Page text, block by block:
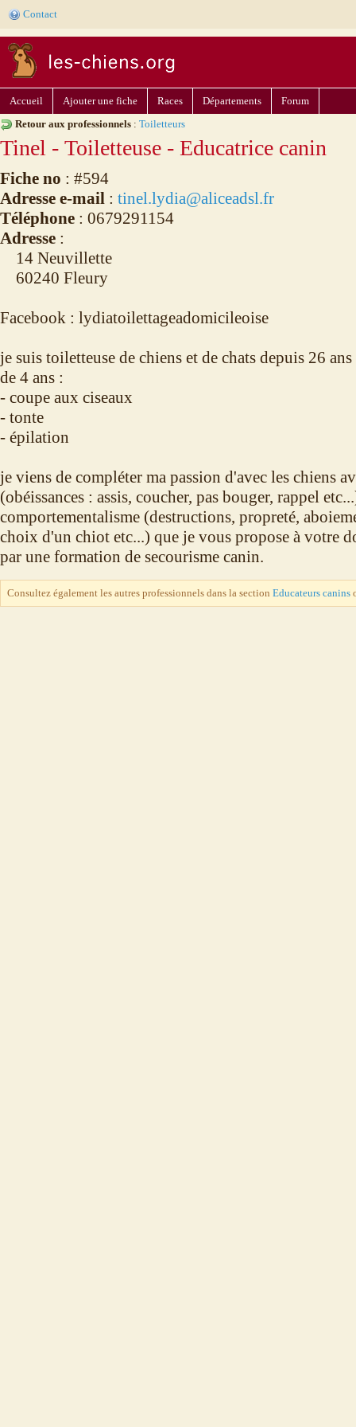
Contact
Accueil Ajouter une fiche Races Départements
Forum
Retour aux professionnels : Toiletteurs
Tinel - Toiletteuse - Educatrice canin
Fiche no : #594
Adresse e-mail : tinel.lydia@aliceadsl.fr
Téléphone : 0679291154
Adresse :
14 Neuvillette
60240 Fleury
Facebook : lydiatoilettageadomicileoise
je suis toiletteuse de chiens et de chats depuis 26
de 4 ans :
- coupe aux ciseaux
- tonte
- épilation
je viens de compléter ma passion d'avec les chiens
(obéissances : assis, coucher, pas bouger, rappel
comportementalisme (destructions, propreté,
choix d'un chiot etc...) que je vous propose à votre
par une formation de secourisme canin.
Consultez également les autres professionnels dans la section Educateurs canins